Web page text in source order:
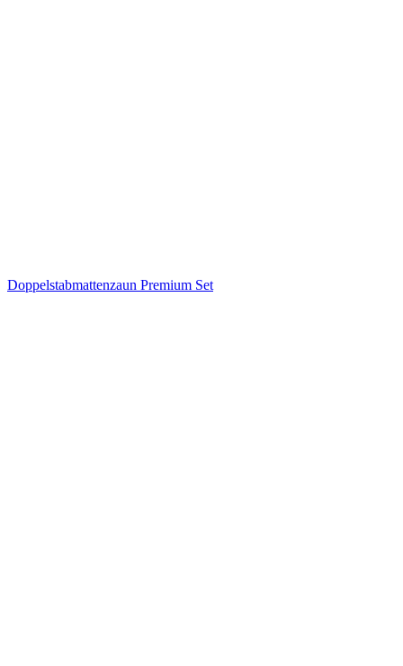
Doppelstabmattenzaun Premium Set